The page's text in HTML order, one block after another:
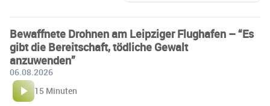
Bewaffnete Drohnen am Leipziger Flughafen – “Es
gibt die Bereitschaft, tödliche Gewalt
anzuwenden”
06.08.2026
15 Minuten